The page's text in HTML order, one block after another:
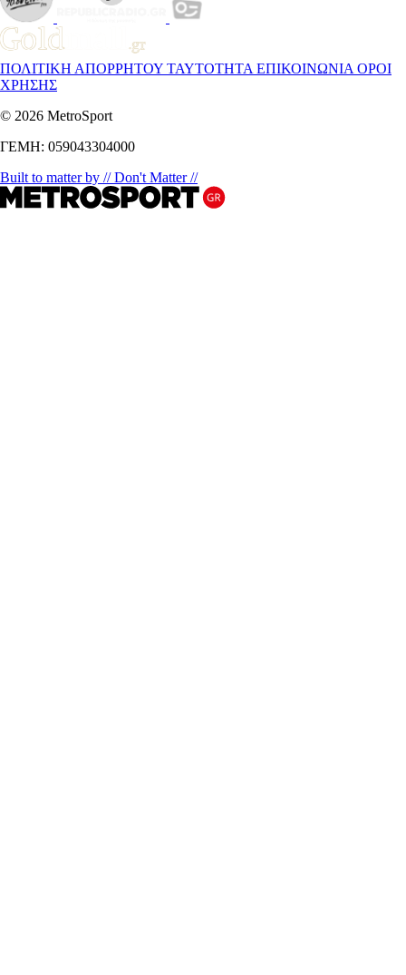
ΠΟΛΙΤΙΚΗ ΑΠΟΡΡΗΤΟΥ ΤΑΥΤΟΤΗΤΑ ΕΠΙΚΟΙΝΩΝΙΑ ΟΡΟΙ
ΧΡΗΣΗΣ
© 2026 MetroSport
ΓΕΜΗ: 059043304000
Built to matter by // Don't Matter //